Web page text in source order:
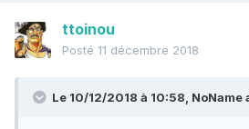
ttoinou
Posté 11 décembre 2018
Le 10/12/2018 à 10:58, NoName